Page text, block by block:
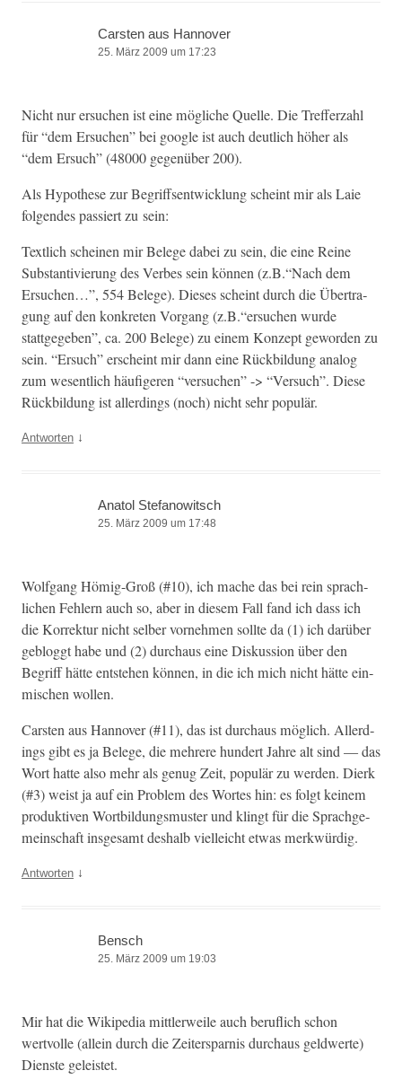
Carsten aus Hannover
25. März 2009 um 17:23
Nicht nur ersuchen ist eine mögliche Quelle. Die Tre­f­fer­zahl
für “dem Ersuchen” bei google ist auch deut­lich höher als
“dem Ersuch” (48000 gegenüber 200).
Als Hypothese zur Begriff­sen­twick­lung scheint mir als Laie
fol­gen­des passiert zu sein:
Textlich scheinen mir Belege dabei zu sein, die eine Reine
Sub­stan­tivierung des Verbes sein kön­nen (z.B.“Nach dem
Ersuchen…”, 554 Belege). Dieses scheint durch die Über­tra­
gung auf den konkreten Vor­gang (z.B.“ersuchen wurde
stattgegeben”, ca. 200 Belege) zu einem Konzept gewor­den zu
sein. “Ersuch” erscheint mir dann eine Rück­bil­dung ana­log
zum wesentlich häu­figeren “ver­suchen” -> “Ver­such”. Diese
Rück­bil­dung ist allerd­ings (noch) nicht sehr populär.
Antworten ↓
Anatol Stefanowitsch
25. März 2009 um 17:48
Wolf­gang Hömig-Groß (#10), ich mache das bei rein sprach­
lichen Fehlern auch so, aber in diesem Fall fand ich dass ich
die Kor­rek­tur nicht sel­ber vornehmen sollte da (1) ich darüber
geblog­gt habe und (2) dur­chaus eine Diskus­sion über den
Begriff hätte entste­hen kön­nen, in die ich mich nicht hätte ein­
mis­chen wollen.
Carsten aus Han­nover (#11), das ist dur­chaus möglich. Allerd­
ings gibt es ja Belege, die mehrere hun­dert Jahre alt sind — das
Wort hat­te also mehr als genug Zeit, pop­ulär zu wer­den. Dierk
(#3) weist ja auf ein Prob­lem des Wortes hin: es fol­gt keinem
pro­duk­tiv­en Wort­bil­dungsmuster und klingt für die Sprachge­
mein­schaft ins­ge­samt deshalb vielle­icht etwas merkwürdig.
Antworten ↓
Bensch
25. März 2009 um 19:03
Mir hat die Wikipedia mit­tler­weile auch beru­flich schon
wertvolle (allein durch die Zeit­erspar­nis dur­chaus geld­w­erte)
Dien­ste geleistet.